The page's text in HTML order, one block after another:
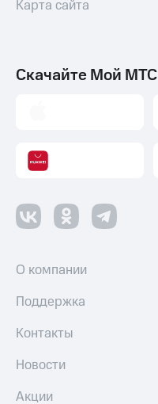
Карта сайта
Скачайте Мой МТС
О компании
Поддержка
Контакты
Новости
Акции